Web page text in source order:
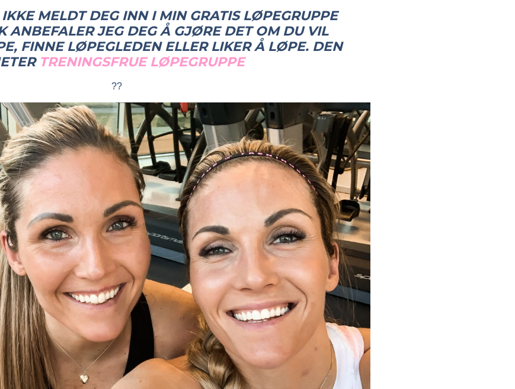
MELDT DEG INN I MIN GRATIS LØPEGRUPPE
ANBEFALER JEG DEG Å GJØRE DET OM DU VIL
FINNE LØPEGLEDEN ELLER LIKER Å LØPE. DEN
TRENINGSFRUE LØPEGRUPPE
??